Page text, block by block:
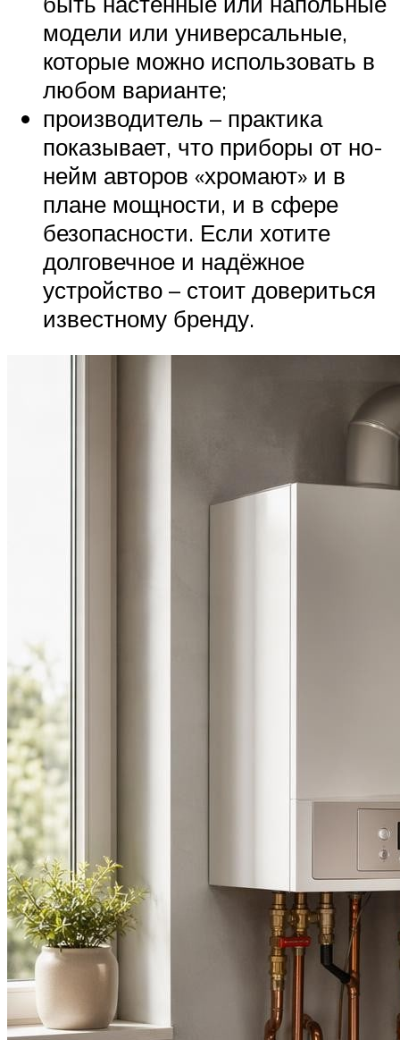
модели или универсальные,
которые можно использовать в
любом варианте;
производитель – практика
показывает, что приборы от но-
нейм авторов «хромают» и в
плане мощности, и в сфере
безопасности. Если хотите
долговечное и надёжное
устройство – стоит довериться
известному бренду.